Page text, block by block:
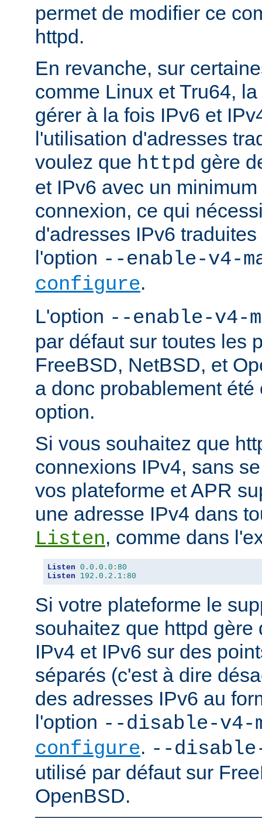
permet de modifier ce
httpd.
En revanche, sur
comme Linux et Tru64, la
gérer à la fois IPv6 et
l'utilisation d'adresses
voulez que httpd gère
et IPv6 avec un
connexion, ce qui
d'adresses IPv6
l'option --enable-v4-
configure.
L'option --enable-v4-
par défaut sur toutes les
FreeBSD, NetBSD, et
a donc probablement
option.
Si vous souhaitez que
connexions IPv4, sans
vos plateforme et APR
une adresse IPv4 dans
Listen, comme dans
Listen 0.0 . 0.0 : 80
Listen
192.0 . 2.1 : 80
Si votre plateforme le
souhaitez que httpd gère
IPv4 et IPv6 sur des
séparés (c'est à dire
des adresses IPv6 au
l'option --disable-v4-
configure. --disable-
utilisé par défaut sur
OpenBSD.